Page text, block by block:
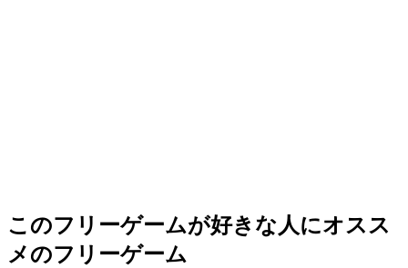
このフリーゲームが好きな人にオスス
メのフリーゲーム